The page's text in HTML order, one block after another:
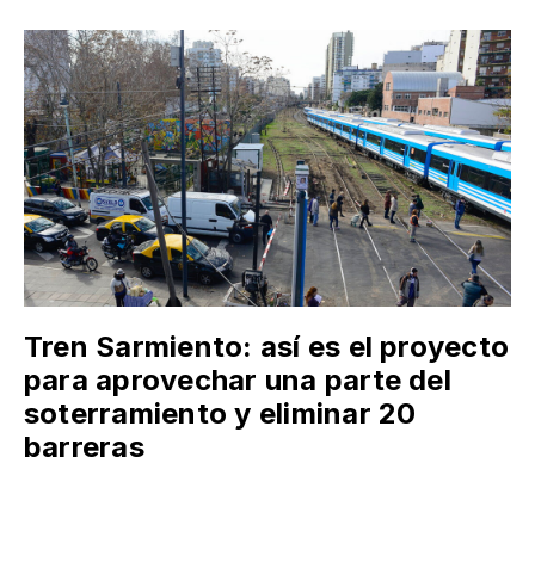
Tren Sarmiento: así es el proyecto
para aprovechar una parte del
soterramiento y eliminar 20
barreras